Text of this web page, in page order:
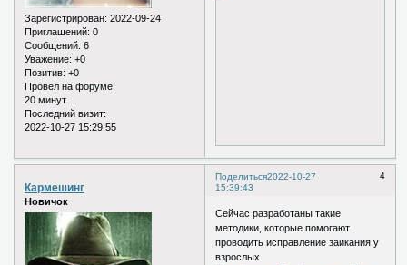
Зарегистрирован: 2022-09-24
Приглашений: 0
Сообщений: 6
Уважение: +0
Позитив: +0
Провел на форуме:
20 минут
Последний визит:
2022-10-27 15:29:55
Поделиться 4
2022-10-27
15:39:43
Кармешинг
Новичок
Сейчас разработаны такие
методики, которые помогают
проводить исправление заикания у
взрослых